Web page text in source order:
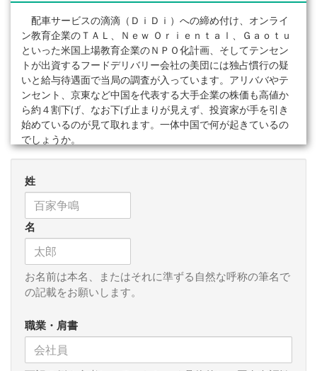
配車サービスの滴滴（ＤｉＤｉ）への締め付け、オンライ
ン教育企業のＴＡＬ、Ｎｅｗ Ｏｒｉｅｎｔａｌ、Ｇａｏｔｕ
といった米国上場教育企業のＮＰＯ化計画、そしてテンセン
トが出資するフードデリバリー会社の美団には独占慣行の疑
いと給与待遇面で当局の調査が入っています。アリババやテ
ンセント、京東など中国を代表する大手企業の株価も高値か
ら約４割下げ、なお下げ止まりが見えず、投資家が手を引き
始めているのが見て取れます。一体中国で何が起きているの
でしょうか。
ます。ここに至る手法は毛沢東が大躍進から文化大革命に至
るまでの流れに似ています。習氏の場合、それまでの融和路
線、国際協調路線から一気に独自路線に突っ走りました。氏
がトップにたった２０１３年頃から数年は派閥内の争いが激
しく、特に夏の北戴河会議では長老との関係に苦心してきた
ことも事実です。それから年月が経ち、長老が歳をとってき
たこともあり、習氏のポジションが有利になったこともある
でしょう。２０２０年に北戴河会議が開かれたかどうかは定
会議はそもそも非公開であるため、漏れ聞こえてくる話で開
催の様子が分かるのですが、昨年は何も漏れてこなかった、
つまり、開催されなかったのではないか、とされるわけで
す。では今年はどうか、といえば常識的には行われるはずで
姓
名
お名前は本名、またはそれに準ずる自然な呼称の筆名で
の記載をお願いします。
職業・肩書